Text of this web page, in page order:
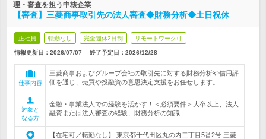
理・審査を担う中核企業
【審査】三菱商事取引先の法人審査◆財務分析◆土日祝休
正社員 転勤なし 完全週休2日制 リモートワーク可
情報更新日：2026/07/07 終了予定日： 2026/12/28
仕事内容
三菱商事およびグループ会社の取引先に対する財務分析や信用評
価を通じ、売買や投融資の意思決定支援をお任せします。
対象と
なる方
金融・事業法人での経験を活かす！＜必須要件＞大卒以上、法人
融資または法人審査の経験、財務分析の知識
【在宅可／転勤なし】 東京都千代田区丸の内二丁目5番2号 三菱